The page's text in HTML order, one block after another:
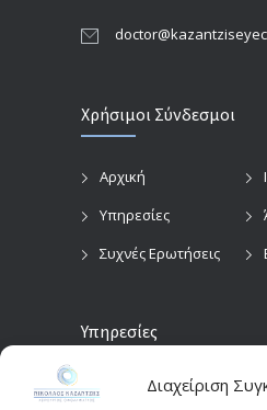
Διαχείριση
Χρήσιμοι Σύνδεσμοι
Αρχική
Υπηρεσίες
Συχνές Ερωτήσεις
Υπηρεσίες
Προληπτικός